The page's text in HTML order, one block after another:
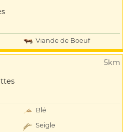
Viande de Boeuf
5km
Blé
Seigle